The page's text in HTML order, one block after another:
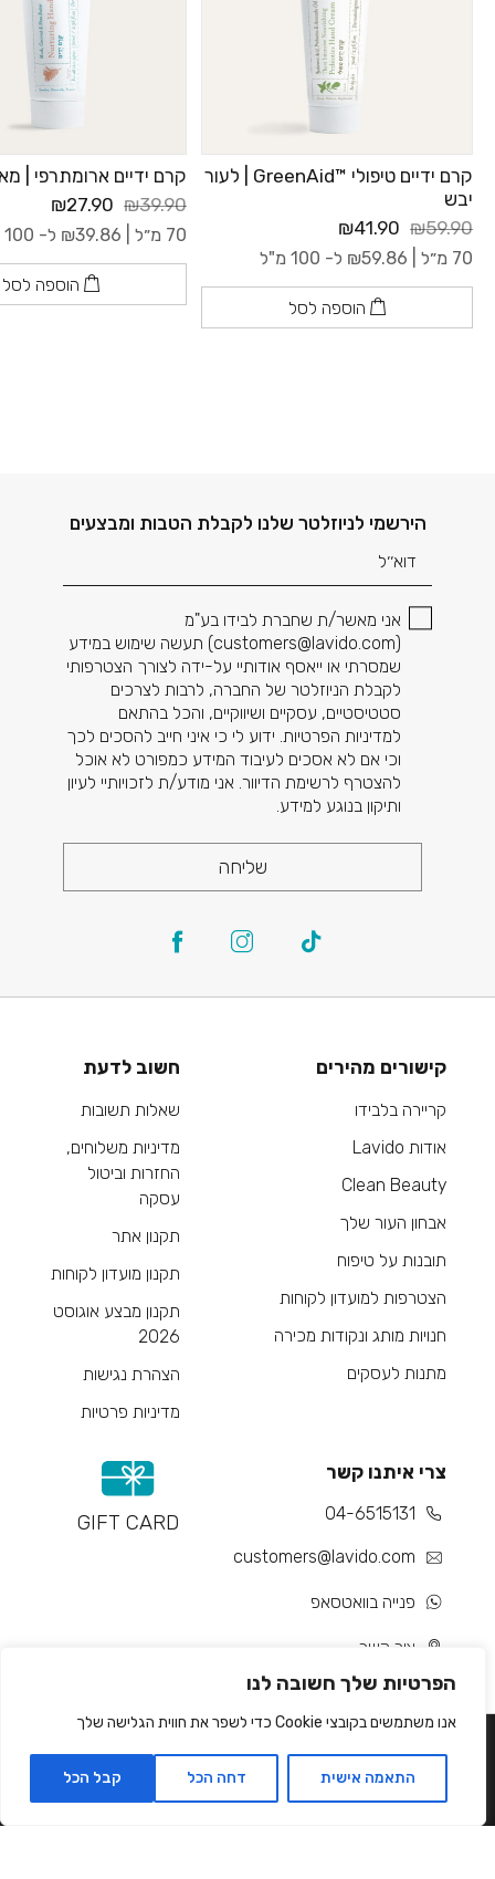
הפרטיות שלך חשובה לנו
אנו משתמשים בקובצי Cookie כדי לשפר את חווית הגלישה שלך
התאמה אישית דחה הכל קבל הכל
קרם ידיים טיפולי ™GreenAid | לעור
יבש
₪59.90
₪41.90
70 מ״ל | ₪59.86 ל- 100 מ"ל
הוספה לסל
קרם ידיים ארומתרפי |
₪39.90
₪27.90
70 מ״ל | ₪39.86 ל- 100 מ"ל
הוספה לסל
הירשמי לניוזלטר שלנו לקבלת הטבות ומבצעים
דוא׳׳ל
אני מאשר/ת שחברת לבידו בע"מ
(
customers@lavido.com) תעשה שימוש במידע
שמסרתי או ייאסף אודותיי על-ידה לצורך הצטרפותי
לקבלת הניוזלטר של החברה, לרבות לצרכים
סטטיסטיים, עסקיים ושיווקיים, והכל בהתאם
למדיניות הפרטיות. ידוע לי כי איני חייב להסכים לכך
וכי אם לא אסכים לעיבוד המידע כמפורט לא אוכל
להצטרף לרשימת הדיוור. אני מודע/ת לזכויותיי לעיון
ותיקון בנוגע למידע.
שליחה
קישורים מהירים
קריירה בלבידו
אודות Lavido
Clean Beauty
אבחון העור שלך
תובנות על טיפוח
הצטרפות למועדון לקוחות
חנויות מותג ונקודות מכירה
מתנות לעסקים
חשוב לדעת
שאלות תשובות
מדיניות משלוחים,
החזרות וביטול
עסקה
תקנון אתר
תקנון מועדון לקוחות
תקנון מבצע אוגוסט
2026
הצהרת נגישות
מדיניות פרטיות
צרי איתנו קשר
04-6515131
customers@lavido.com
פנייה בוואטסאפ
צור קשר
GIFT CARD
Developed by Matat Technologies ltd